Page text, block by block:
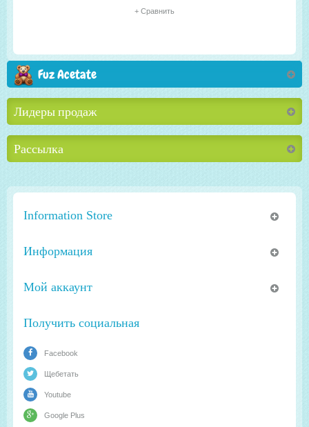
+ Сравнить
Fuz Acetate
Лидеры продаж
Рассылка
Information Store
Информация
Мой аккаунт
Получить социальная
Facebook
Щебетать
Youtube
Google Plus